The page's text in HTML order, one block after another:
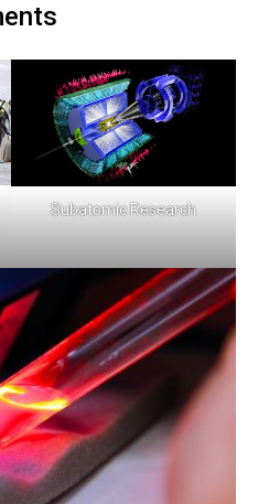
Subatomic Research